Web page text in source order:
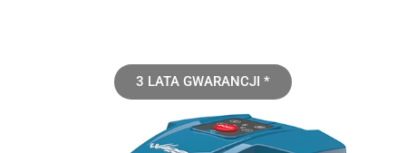
3 LATA GWARANCJI *